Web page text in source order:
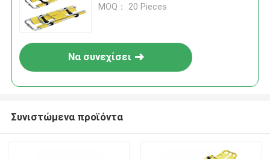
Πρωτοβοήθεια Πλατφόρμα
MOQ： 20 Pieces
Να συνεχίσει
Συνιστώμενα προϊόντα